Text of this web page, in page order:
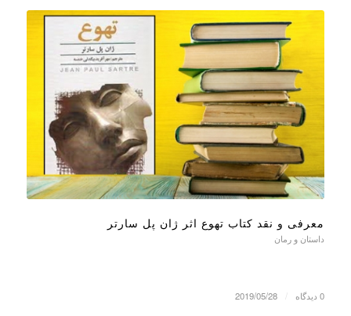
معرفی و نقد کتاب تهوع اثر ژان پل سارتر
داستان و رمان
0 دیدگاه 2019/05/28